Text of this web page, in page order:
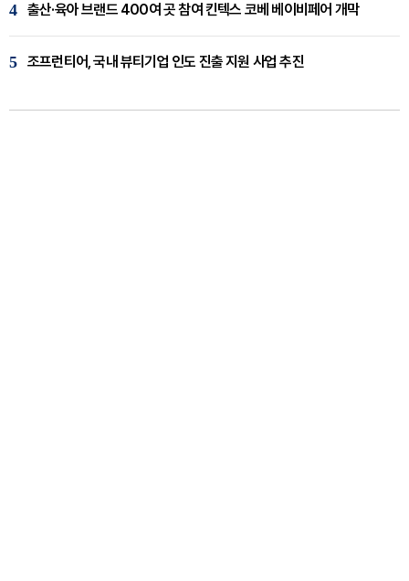
4 출산·육아 브랜드 400여 곳 참여 킨텍스 코베 베이비페어 개막
5 조프런티어, 국내 뷰티기업 인도 진출 지원 사업 추진